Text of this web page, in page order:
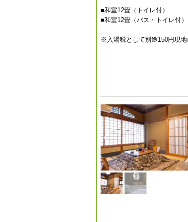
■和室12畳（トイレ付）
■和室12畳（バス・トイレ付）
※入湯税として別途150円現地